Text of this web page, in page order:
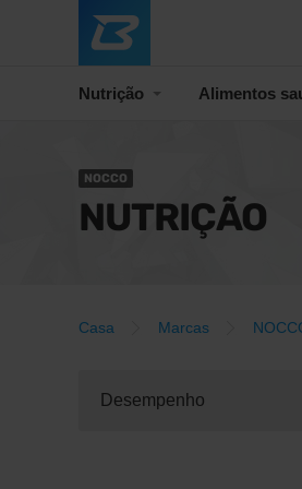
Nutrição Alimentos
NOCCO
NUTRIÇÃO
Casa Marcas
Desempenho